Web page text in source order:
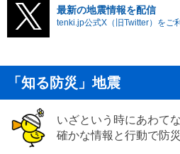
最新の地震情報を配信
tenki.jp公式X（旧Twitter）をご
「知る防災」地震
いざという時にあわて
確かな情報と行動で防